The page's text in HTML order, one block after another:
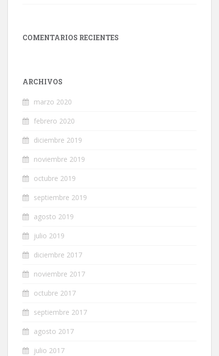
COMENTARIOS RECIENTES
ARCHIVOS
marzo 2020
febrero 2020
diciembre 2019
noviembre 2019
octubre 2019
septiembre 2019
agosto 2019
julio 2019
diciembre 2017
noviembre 2017
octubre 2017
septiembre 2017
agosto 2017
julio 2017